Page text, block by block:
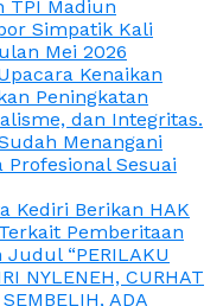
TPI Madiun
Simpatik Kali
Mei 2026
Kenaikan
Peningkatan
dan Integritas.
Menangani
Profesional Sesuai
Kediri Berikan HAK
Pemberitaan
“PERILAKU
NYLENEH, CURHAT
ADA